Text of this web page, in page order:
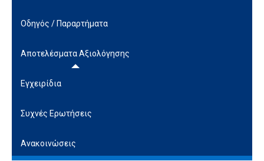
Οδηγός / Παραρτήματα
Αποτελέσματα Αξιολόγησης
Εγχειρίδια
Συχνές Ερωτήσεις
Ανακοινώσεις